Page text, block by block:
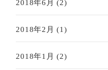
2018年6月 (2)
2018年2月 (1)
2018年1月 (2)